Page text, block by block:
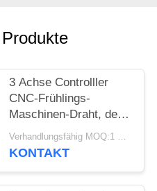
3 Achse Controlller
CNC-Frühlings-
Maschinen-Draht, der
Frühlings-Bieger-
Maschine bildet
Verhandlungsfähig MOQ:1 Satz
KONTAKT